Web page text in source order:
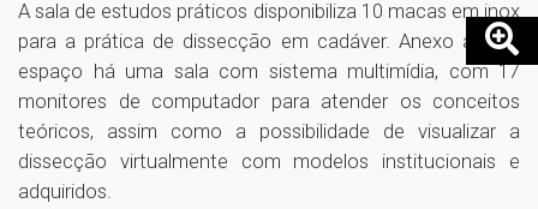
A sala de estudos práticos disponibiliza 10 macas em inox
para a prática de dissecção em cadáver. Anexo a este
espaço há uma sala com sistema multimídia, com 17
monitores de computador para atender os conceitos
teóricos, assim como a possibilidade de visualizar a
dissecção virtualmente com modelos institucionais e
adquiridos.